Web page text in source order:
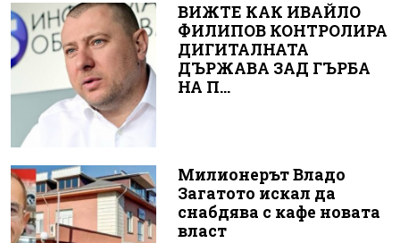
ВИЖТЕ КАК ИВАЙЛО
ФИЛИПОВ КОНТРОЛИРА
ДИГИТАЛНАТА
ДЪРЖАВА ЗАД ГЪРБА
НА П...
Милионерът Владо
Загатото искал да
снабдява с кафе новата
власт